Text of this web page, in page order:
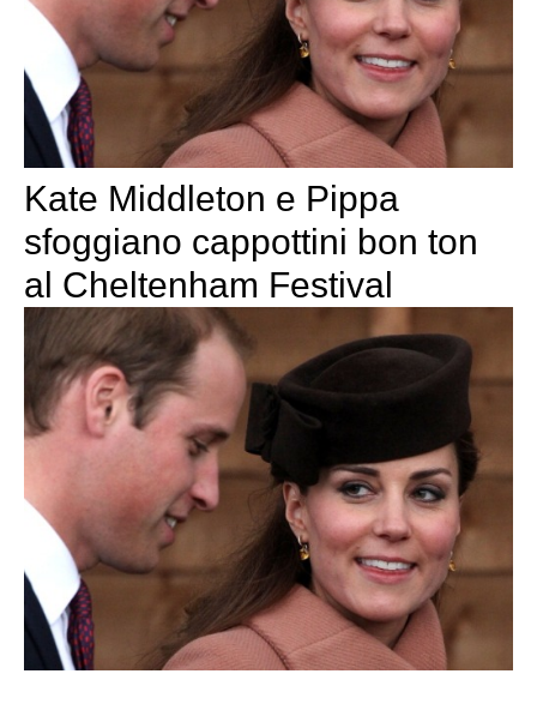
Kate Middleton e Pippa
sfoggiano cappottini bon ton
al Cheltenham Festival